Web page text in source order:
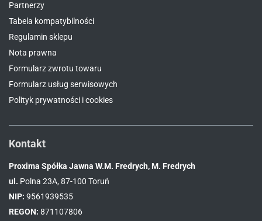
Partnerzy
Tabela kompatybilności
Regulamin sklepu
Nota prawna
Formularz zwrotu towaru
Formularz usług serwisowych
Polityk prywatności i cookies
Kontakt
Proxima Spółka Jawna W.M. Fredrych, M. Fredrych
ul. Polna 23A, 87-100 Toruń
NIP: 9561939535
REGON: 871107806